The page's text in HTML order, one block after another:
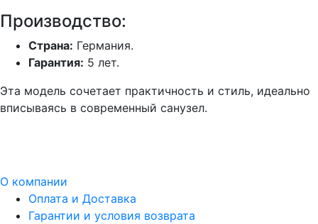
Производство:
Страна: Германия.
Гарантия: 5 лет.
Эта модель сочетает практичность и стиль, идеально
вписываясь в современный санузел.
О компании
Оплата и Доставка
Гарантии и условия возврата